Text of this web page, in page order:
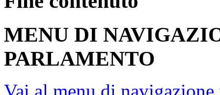
75
UFFICIO DI
RAPPRESENTANTI DEI